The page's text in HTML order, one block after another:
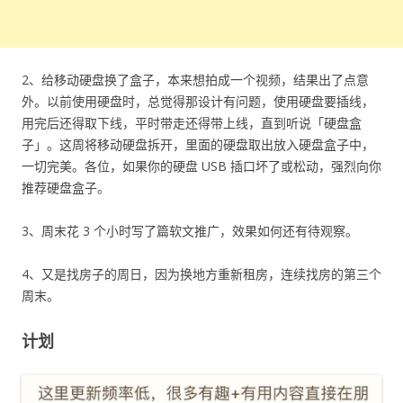
2、给移动硬盘换了盒子，本来想拍成一个视频，结果出了点意
外。以前使用硬盘时，总觉得那设计有问题，使用硬盘要插线，
用完后还得取下线，平时带走还得带上线，直到听说「硬盘盒
子」。这周将移动硬盘拆开，里面的硬盘取出放入硬盘盒子中，
一切完美。各位，如果你的硬盘 USB 插口坏了或松动，强烈向你
推荐硬盘盒子。
3、周末花 3 个小时写了篇软文推广，效果如何还有待观察。
4、又是找房子的周日，因为换地方重新租房，连续找房的第三个
周末。
计划